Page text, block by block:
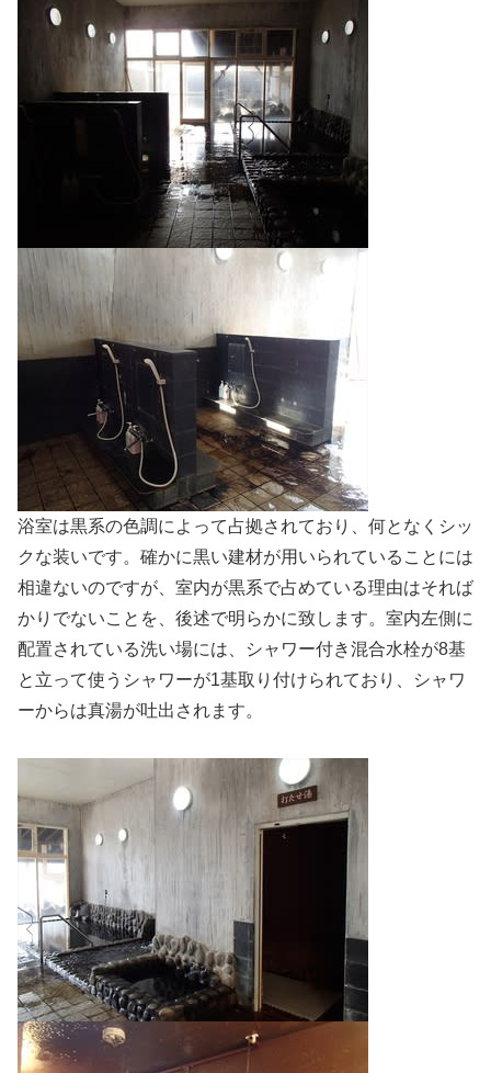
浴室は黒系の色調によって占拠されており、何となくシッ
クな装いです。確かに黒い建材が用いられていることには
相違ないのですが、室内が黒系で占めている理由はそれば
かりでないことを、後述で明らかに致します。室内左側に
配置されている洗い場には、シャワー付き混合水栓が8基
と立って使うシャワーが1基取り付けられており、シャワ
ーからは真湯が吐出されます。